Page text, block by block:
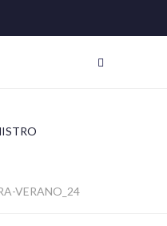
VERANO_24